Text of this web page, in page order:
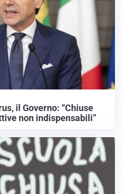
il Governo: “Chiuse
non indispensabili”